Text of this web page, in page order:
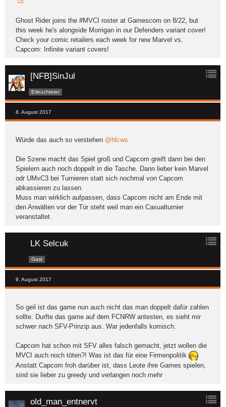
Ghost Rider joins the #MVCI roster at Gamescom on 8/22, but
this week he's alongside Morrigan in our Defenders variant cover!
Check your comic retailers each week for new Marvel vs.
Capcom: Infinite variant covers!
[NFB]SinJul
Erleuchteter
8. August 2017
Würde das auch so verstehen @hlcws
Die Szene macht das Spiel groß und Capcom greift dann bei den
Spielern auch noch doppelt in die Tasche. Dann lieber kein Marvel
odr UMvC3 bei Turnieren statt sich nochmal von Capcom
abkassieren zu lassen.
Muss man wirklich aufpassen, dass Capcom nicht am Ende mit
den Anwälten vor der Tür steht weil man ein Casualturnier
veranstaltet.
LK Selcuk
Gast
9. August 2017
So geil ist das game nun auch nicht das man doppelt dafür zahlen
sollte. Durfte das game auf dem FCNRW antesten, es sieht mir
schwer nach SFV-Prinzip aus. War jedenfalls komisch.
Capcom hat schon mit SFV alles falsch gemacht, jetzt wollen die
MVCI auch noch töten?! Was ist das für eine Firmenpolitik
Anstatt Capcom froh darüber ist, dass Leute ihre Games spielen,
sind sie lieber zu greedy und verlangen noch mehr
old_man_entnervt